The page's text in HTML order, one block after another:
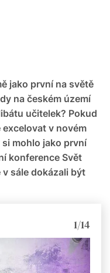
jako první na světě
na českém území
učitelek? Pokud
v novém
mohlo jako první
konference Svět
sále dokázali být
1/14